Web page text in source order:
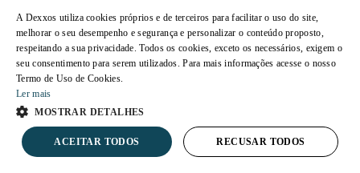
PORTUGUESE
ENGLISH
A Dexxos utiliza cookies próprios e de terceiros para facilitar o uso do site,
melhorar o seu desempenho e segurança e personalizar o conteúdo proposto,
respeitando a sua privacidade. Todos os cookies, exceto os necessários, exigem o
seu consentimento para serem utilizados. Para mais informações acesse o nosso
Termo de Uso de Cookies.
Ler mais
MOSTRAR DETALHES
ACEITAR TODOS RECUSAR TODOS